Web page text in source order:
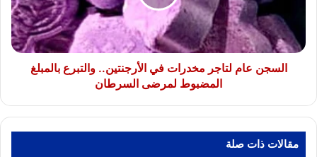
الأرجنتين..
والتبرع
بالمبلغ
المضبوط
لمرضىالسجن عام لتاجر مخدرات في الأرجنتين.. والتبرع بالمبلغ
المضبوط لمرضى السرطان
مقالات ذات صلة